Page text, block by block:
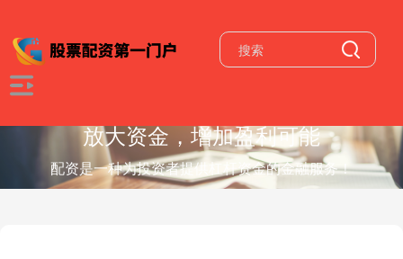
放大资金，增加盈利可能
配资是一种为投资者提供杠杆资金的金融服务！